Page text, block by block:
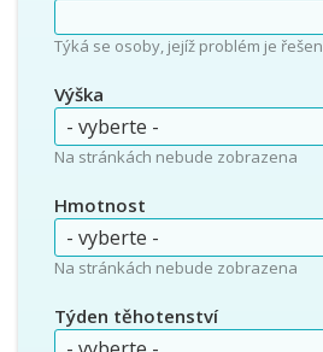
Týká se osoby, jejíž problém je řešen
Výška
Na stránkách nebude zobrazena
Hmotnost
Na stránkách nebude zobrazena
Týden těhotenství